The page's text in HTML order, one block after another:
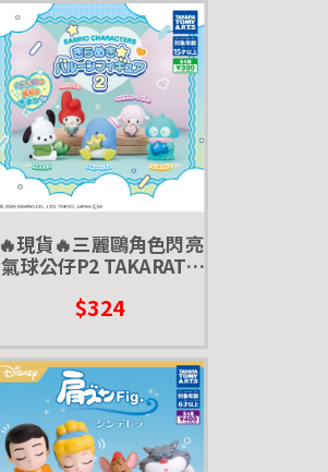
🔥現貨🔥三麗鷗角色閃亮
氣球公仔P2 TAKARATO
$324